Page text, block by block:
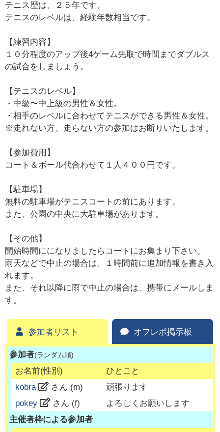
テニス歴は、２５年です。
テニスのレベルは、経験年数相当です。
【練習内容】
１０分程度のアップ後4ゲーム先取で時間までダブルス
の試合をしましょう。
【テニスのレベル】
・中級〜中上級の男性＆女性。
・相手のレベルに合わせてテニスができる男性＆女性。
※走れない方、走らない方の参加はお断りいたします。
【参加費用】
コート＆ボール代合わせて１人４００円です。
【駐車場】
無料の駐車場がテニスコートの前にあります。
また、公園の中央に大駐車場があります。
【その他】
開始時間にになりましたらコートにお集まり下さい。
雨天などで中止の場合は、１時間前に追加情報を書き入
れます。
また、それ以降に雨で中止の場合は、携帯にメールしま
す。
参加者リスト オフレポ掲示板
参加者(ランダム順)
お名前(性別)
ひとこと
kobra
さん (m)
頑張ります
pokey
さん (f)
よろしくお願いします
主催者枠による参加者